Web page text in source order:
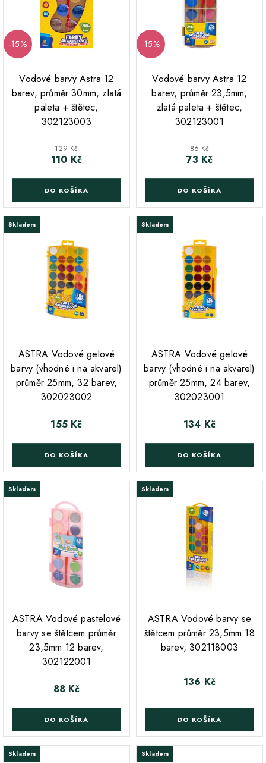
-15%
Vodové barvy Astra 12
barev, průměr 30mm, zlatá
paleta + štětec,
302123003
Běžná cena
129 Kč
Cena
110 Kč
DO KOŠÍKA
-15%
Vodové barvy Astra 12
barev, průměr 23,5mm,
zlatá paleta + štětec,
302123001
Běžná cena
86 Kč
Cena
73 Kč
DO KOŠÍKA
Skladem
ASTRA Vodové gelové
barvy (vhodné i na akvarel)
průměr 25mm, 32 barev,
302023002
Cena
155 Kč
DO KOŠÍKA
Skladem
ASTRA Vodové gelové
barvy (vhodné i na akvarel)
průměr 25mm, 24 barev,
302023001
Cena
134 Kč
DO KOŠÍKA
Skladem
ASTRA Vodové pastelové
barvy se štětcem průměr
23,5mm 12 barev,
302122001
Cena
88 Kč
DO KOŠÍKA
Skladem
ASTRA Vodové barvy se
štětcem průměr 23,5mm 18
barev, 302118003
Cena
136 Kč
DO KOŠÍKA
Skladem Skladem